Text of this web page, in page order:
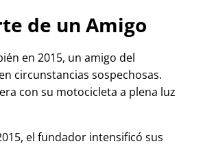
de un Amigo
en 2015, un amigo del
circunstancias sospechosas.
con su motocicleta a plena luz
el fundador intensificó sus